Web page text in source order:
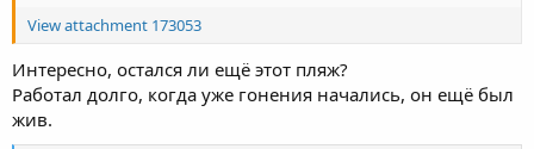
View attachment 173053
Интересно, остался ли ещё этот пляж?
Работал долго, когда уже гонения начались, он ещё был
жив.